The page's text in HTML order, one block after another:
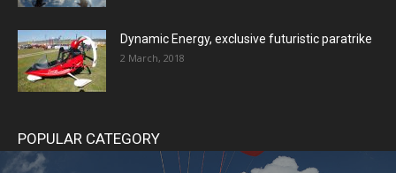
Dynamic Energy, exclusive futuristic paratrike
2 March, 2018
POPULAR CATEGORY